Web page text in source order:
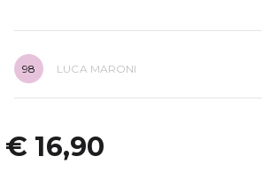
98 LUCA MARONI
€ 16,90